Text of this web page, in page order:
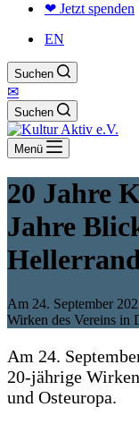
❤ Jetzt spenden
EN
Suchen
✉
Suchen
Menü
20 Jahre
Jahre
Am 24. September
Wirken des Vereins in
Am 24.
20-jährige
und Osteuropa.